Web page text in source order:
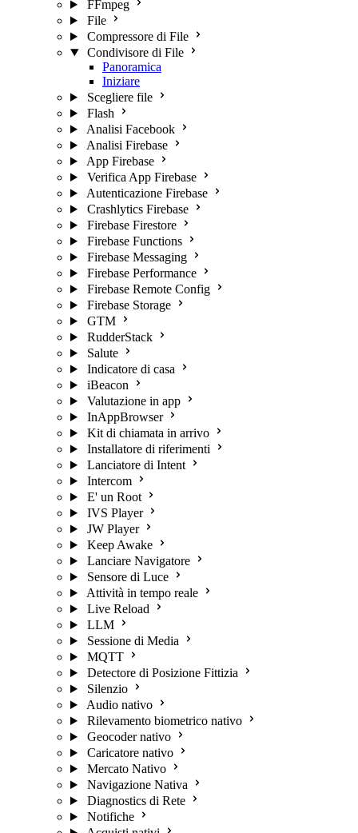
FFmpeg
File
Compressore di File
Condivisore di File
Panoramica
Iniziare
Scegliere file
Flash
Analisi Facebook
Analisi Firebase
App Firebase
Verifica App Firebase
Autenticazione Firebase
Crashlytics Firebase
Firebase Firestore
Firebase Functions
Firebase Messaging
Firebase Performance
Firebase Remote Config
Firebase Storage
GTM
RudderStack
Salute
Indicatore di casa
iBeacon
Valutazione in app
InAppBrowser
Kit di chiamata in arrivo
Installatore di riferimenti
Lanciatore di Intent
Intercom
E' un Root
IVS Player
JW Player
Keep Awake
Lanciare Navigatore
Sensore di Luce
Attività in tempo reale
Live Reload
LLM
Sessione di Media
MQTT
Detectore di Posizione Fittizia
Silenzio
Audio nativo
Rilevamento biometrico nativo
Geocoder nativo
Caricatore nativo
Mercato Nativo
Navigazione Nativa
Diagnostics di Rete
Notifiche